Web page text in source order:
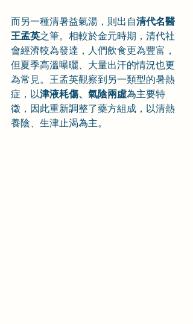
而另一種清暑益氣湯，則出自清代名醫
王孟英之筆。相較於金元時期，清代社
會經濟較為發達，人們飲食更為豐富，
但夏季高溫曝曬、大量出汗的情況也更
為常見。王孟英觀察到另一類型的暑熱
症，以津液耗傷、氣陰兩虛為主要特
徵，因此重新調整了藥方組成，以清熱
養陰、生津止渴為主。